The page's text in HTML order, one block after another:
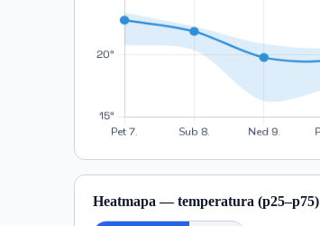
Heatmapa — temperatura (p25–p75)